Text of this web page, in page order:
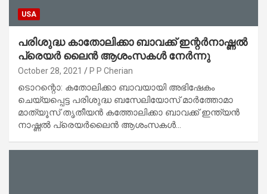
USA
പരിശുദ്ധ കാതോലിക്കാ ബാവക്ക് ഇന്റര്‍നാഷ്ണല്‍
പ്രെയര്‍ ലൈന്‍ ആശംസകള്‍ നേര്‍ന്നു
October 28, 2021 P P Cherian
ടൊറന്റൊ: കതോലിക്കാ ബാവയായി അഭിഷേകം
ചെയ്യപ്പെട്ട പരിശുദ്ധ ബസേലിയോസ് മാര്‍ത്തോമാ
മാത്യൂസ് തൃതീയന്‍ കത്തോലിക്കാ ബാവക്ക് ഇന്ത്യന്‍
നാഷ്ണല്‍ പ്രെയര്‍ലൈന്‍ ആശംസകള്‍…